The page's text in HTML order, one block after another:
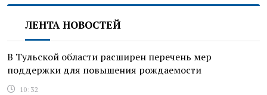
ЛЕНТА НОВОСТЕЙ
В Тульской области расширен перечень мер
поддержки для повышения рождаемости
10:32